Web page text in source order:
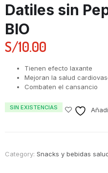
Datiles sin
BIO
S/10.00
Tienen efecto laxante
Mejoran la salud
Combaten el cansancio
SIN EXISTENCIAS
Category: Snacks y bebidas